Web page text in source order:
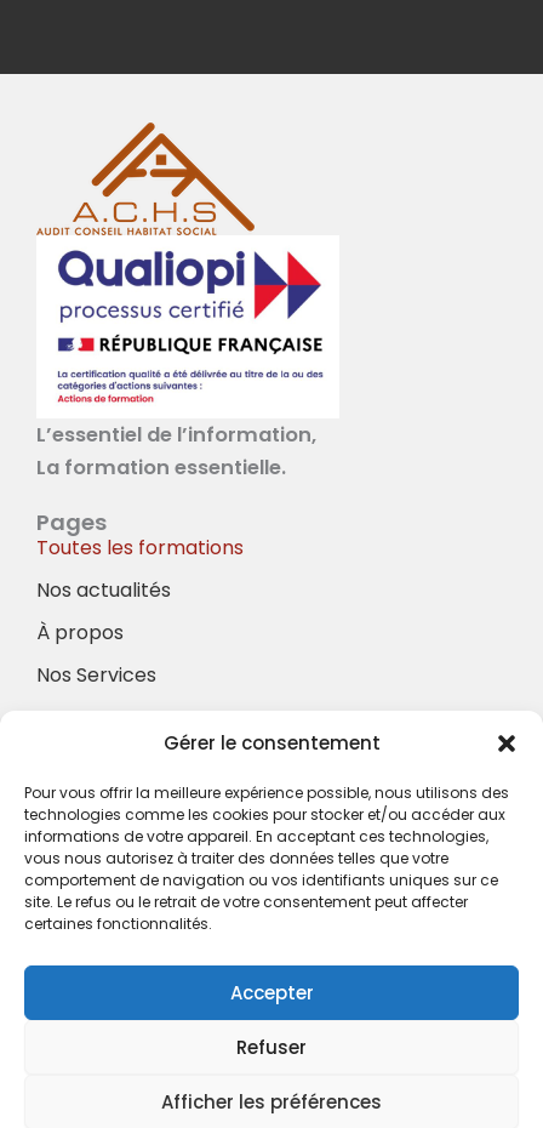
Gérer le consentement
Pour vous offrir la meilleure expérience possible, nous utilisons des
technologies comme les cookies pour stocker et/ou accéder aux
informations de votre appareil. En acceptant ces technologies,
vous nous autorisez à traiter des données telles que votre
comportement de navigation ou vos identifiants uniques sur ce
site. Le refus ou le retrait de votre consentement peut affecter
certaines fonctionnalités.
Accepter
Refuser
Afficher les préférences
L’essentiel de l’information,
La formation essentielle.
Pages
Toutes les formations
Nos actualités
À propos
Nos Services
Hotel à proximité
Politique de confidentialité
CGV
Règlement intérieur
Mentions légales
Contact
38 rue Scheffer - 75116 PARIS
cboukris@habitat-social.com